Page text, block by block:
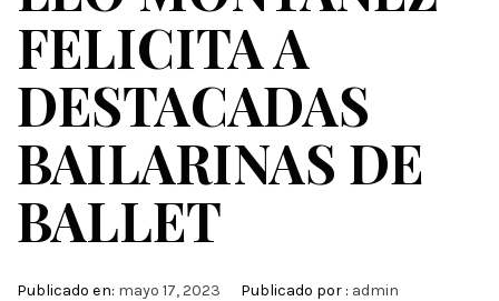
FELICITA A
DESTACADAS
BAILARINAS DE
BALLET
Publicado en: mayo 17, 2023 Publicado por : admin